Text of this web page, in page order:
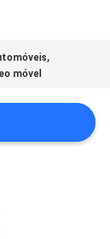
,
móvel